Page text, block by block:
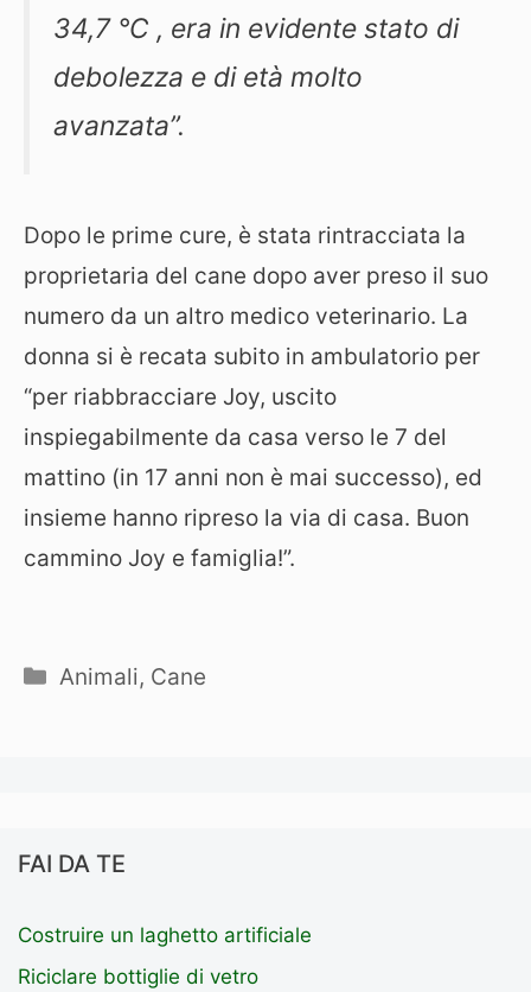
34,7 °C , era in evidente stato di
debolezza e di età molto
avanzata”.
Dopo le prime cure, è stata rintracciata la
proprietaria del cane dopo aver preso il suo
numero da un altro medico veterinario. La
donna si è recata subito in ambulatorio per
“per riabbracciare Joy, uscito
inspiegabilmente da casa verso le 7 del
mattino (in 17 anni non è mai successo), ed
insieme hanno ripreso la via di casa. Buon
cammino Joy e famiglia!”.
Categorie
Animali, Cane
FAI DA TE
Costruire un laghetto artificiale
Riciclare bottiglie di vetro